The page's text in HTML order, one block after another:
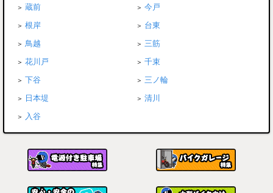
蔵前
今戸
根岸
台東
鳥越
三筋
花川戸
千束
下谷
三ノ輪
日本堤
清川
入谷